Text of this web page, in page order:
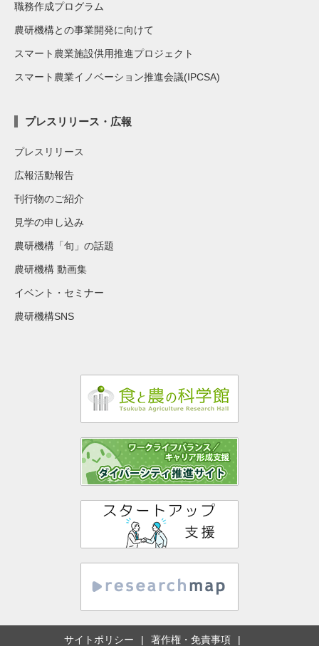
職務作成プログラム
農研機構との事業開発に向けて
スマート農業施設供用推進プロジェクト
スマート農業イノベーション推進会議(IPCSA)
プレスリリース・広報
プレスリリース
広報活動報告
刊行物のご紹介
見学の申し込み
農研機構「旬」の話題
農研機構 動画集
イベント・セミナー
農研機構SNS
サイトポリシー 著作権・免責事項